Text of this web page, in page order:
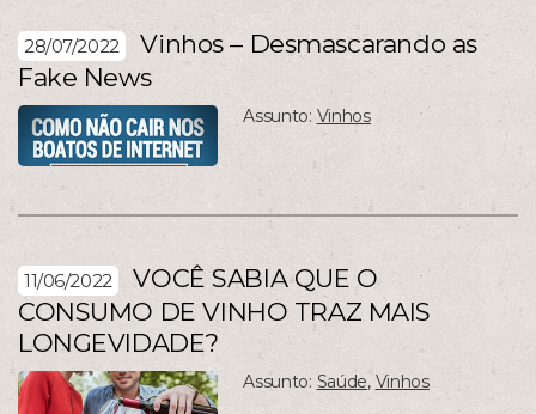
28/07/2022
Vinhos – Desmascarando as
Fake News
Assunto: Vinhos
11/06/2022
VOCÊ SABIA QUE O
CONSUMO DE VINHO TRAZ MAIS
LONGEVIDADE?
Assunto: Saúde,Vinhos